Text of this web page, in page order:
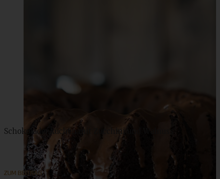
Schokoladenkuchen mit Zucchini und Walnuss
ZUM BEITRAG